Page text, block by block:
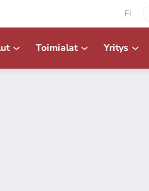
FI
Toimialat Yritys